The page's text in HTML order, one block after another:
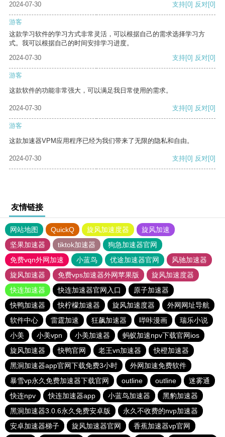
2024-07-30
支持[0] 反对[0]
游客
这款学习软件的学习方式非常灵活，可以根据自己的需求选择学习方
式。我可以根据自己的时间安排学习进度。
2024-07-30
支持[0] 反对[0]
游客
这款软件的功能非常强大，可以满足我日常使用的需求。
2024-07-30 支持[0] 反对[0]
游客
这款加速器VPM应用程序已经为我们带来了无限的隐私和自由。
2024-07-30 支持[0] 反对[0]
友情链接
网站地图 QuickQ 旋风加速度器
旋风加速
坚果加速器
tiktok加速器
狗急加速器官网
免费vqn外网加速
小蓝鸟 优途加速器官网
风驰加速器
旋风加速器
免费vps加速器外网苹果版
旋风加速度器
快连加速器
快连加速器官网入口
原子加速器
快鸭加速器
快柠檬加速器 旋风加速度器
外网网址导航
软件中心
雷霆加速 狂飙加速器 哔咔漫画
瑞乐小说
小美
小美vpn 小美加速器
蚂蚁加速npv下载官网ios
旋风加速器
快鸭官网 老王vn加速器
快橙加速器
黑洞加速器app官网下载免费3小时
外网加速免费软件
暴雪vp永久免费加速器下载官网
outline outline
迷雾通
快连npv
快连加速器app 小蓝鸟加速器
黑豹加速器
黑洞加速器3.0.6永久免费安卓版
永久不收费的nvp加速器
安卓加速器梯子
旋风加速器官网 香蕉加速器vp官网